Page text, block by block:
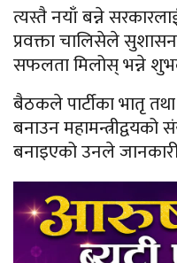
त्यस्तै नयाँ बन्ने
प्रवक्ता चालिसेले
सफलता मिलोस् भन्ने
बैठकले पार्टीका भातृ
बनाउन
बनाइएको उनले